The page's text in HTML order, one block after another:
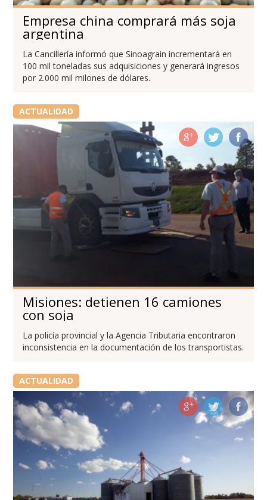
Empresa china comprará más soja
argentina
La Cancillería informó que Sinoagrain incrementará en
100 mil toneladas sus adquisiciones y generará ingresos
por 2.000 mil milones de dólares.
ACTUALIDAD
Misiones: detienen 16 camiones
con soja
La policía provincial y la Agencia Tributaria encontraron
inconsistencia en la documentación de los transportistas.
ACTUALIDAD